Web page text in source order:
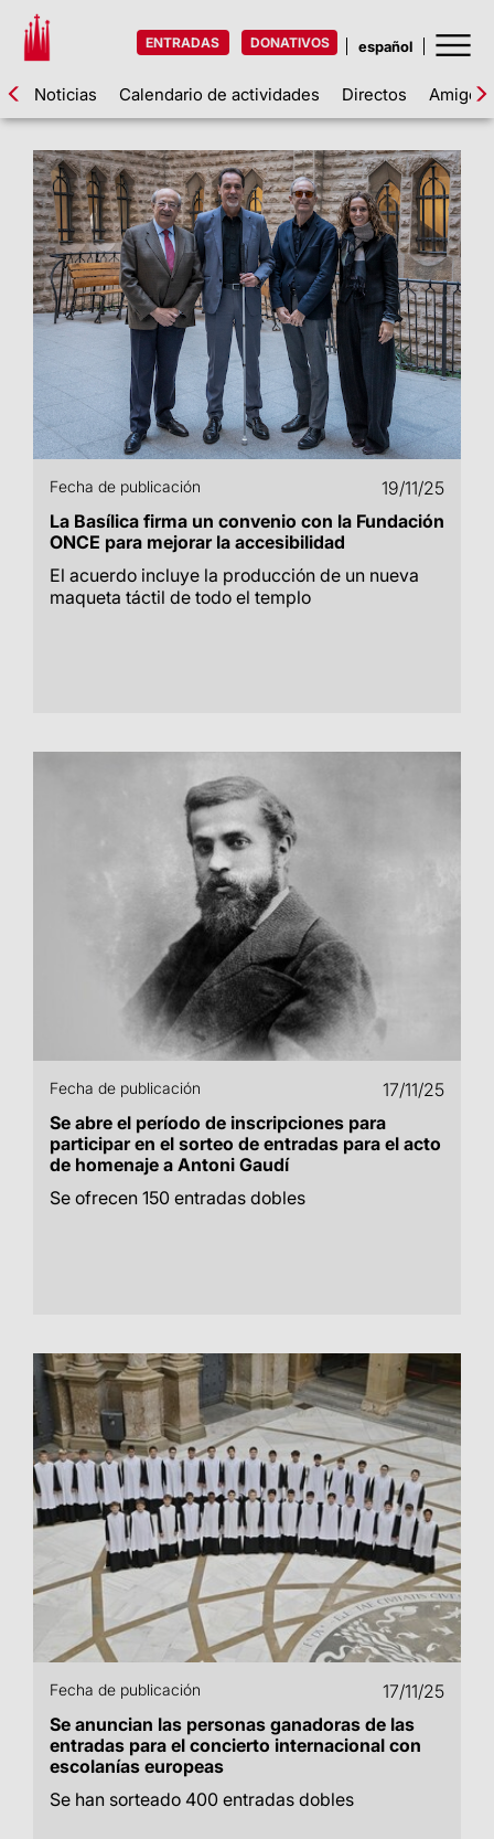
ENTRADAS DONATIVOS
Noticias Calendario de actividades Directos Amigos
Fecha de publicación
19/11/25
La Basílica firma un convenio con la Fundación
ONCE para mejorar la accesibilidad
El acuerdo incluye la producción de un nueva
maqueta táctil de todo el templo
Fecha de publicación
17/11/25
Se abre el período de inscripciones para
participar en el sorteo de entradas para el acto
de homenaje a Antoni Gaudí
Se ofrecen 150 entradas dobles
Fecha de publicación
17/11/25
Se anuncian las personas ganadoras de las
entradas para el concierto internacional con
escolanías europeas
Se han sorteado 400 entradas dobles